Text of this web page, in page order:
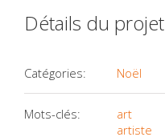
Détails du projet
Catégories: Noël
Mots-clés:
art
artiste